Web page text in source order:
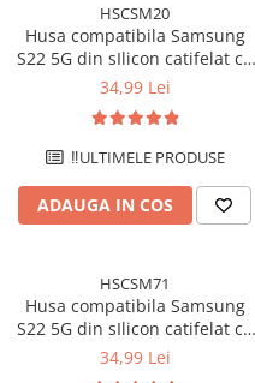
HSCSM20
Husa compatibila Samsung
S22 5G din sIlicon catifelat cu
interior din microfibra si
34,99 Lei
‼️ULTIMELE PRODUSE
ADAUGA IN COS
HSCSM71
Husa compatibila Samsung
S22 5G din sIlicon catifelat cu
interior din microfibra si
34,99 Lei